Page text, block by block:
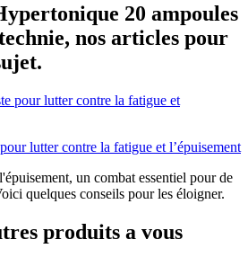
20 ampoules
nos articles pour
lutter contre la fatigue et l’épuisement
un combat essentiel pour de
quelques conseils pour les éloigner.
produits a vous